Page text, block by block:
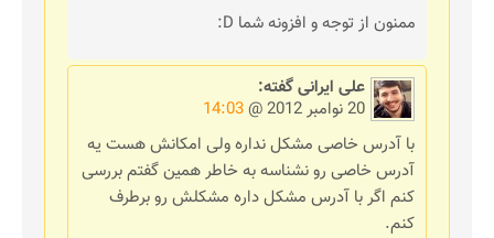
ممنون از توجه و افزونه شما D:
علی ایرانیگفته:
20 نوامبر 2012 @
14:03
با آدرس خاصی مشکل نداره ولی امکانش هست یه
آدرس خاصی رو نشناسه به خاطر همین گفتم بررسی
کنم اگر با آدرس مشکل داره مشکلش رو برطرف
کنم.